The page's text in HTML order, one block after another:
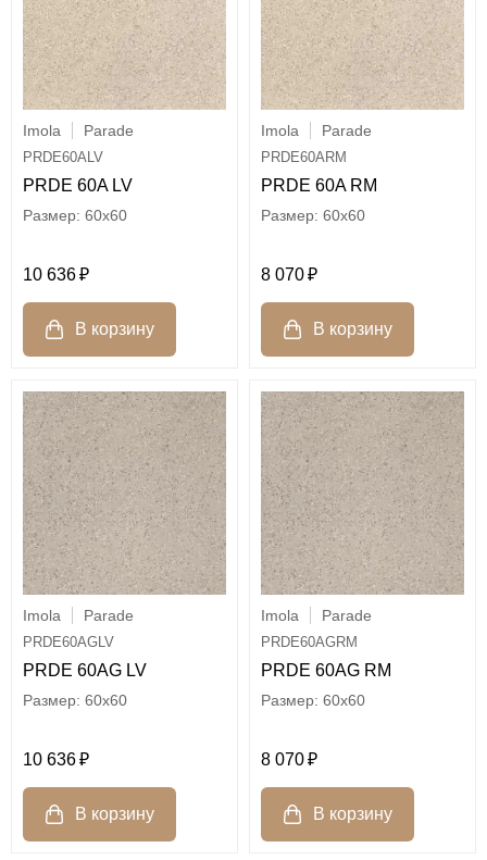
Imola Parade
PRDE60ALV
PRDE 60A LV
60x60
10 636
Imola Parade
PRDE60ARM
PRDE 60A RM
60x60
8 070
Imola Parade
PRDE60AGLV
PRDE 60AG LV
60x60
10 636
Imola Parade
PRDE60AGRM
PRDE 60AG RM
60x60
8 070